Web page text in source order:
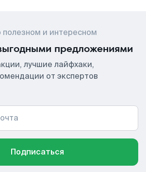
и интересном
предложениями
лучшие лайфхаки,
от экспертов
Подписаться